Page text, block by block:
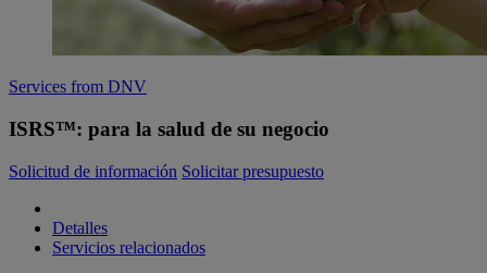
Services from DNV
ISRS™: para la salud de su negocio
Solicitud de información Solicitar presupuesto
Detalles
Servicios relacionados